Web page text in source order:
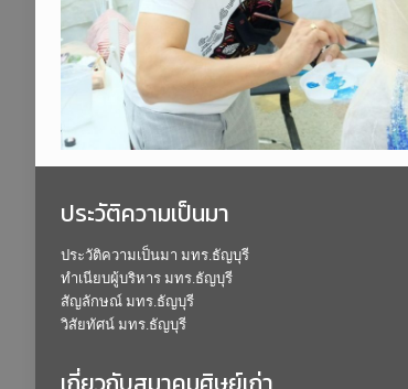
ประวัติความเป็นมา
ประวัติความเป็นมา มทร.ธัญบุรี
ทำเนียบผู้บริหาร มทร.ธัญบุรี
สัญลักษณ์ มทร.ธัญบุรี
วิสัยทัศน์ มทร.ธัญบุรี